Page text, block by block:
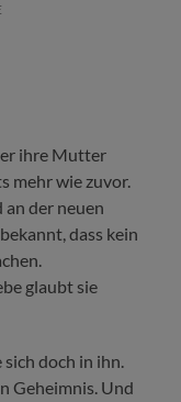
ihre Mutter
mehr wie zuvor.
der neuen
dass kein
glaubt sie
sich doch in ihn.
Geheimnis. Und